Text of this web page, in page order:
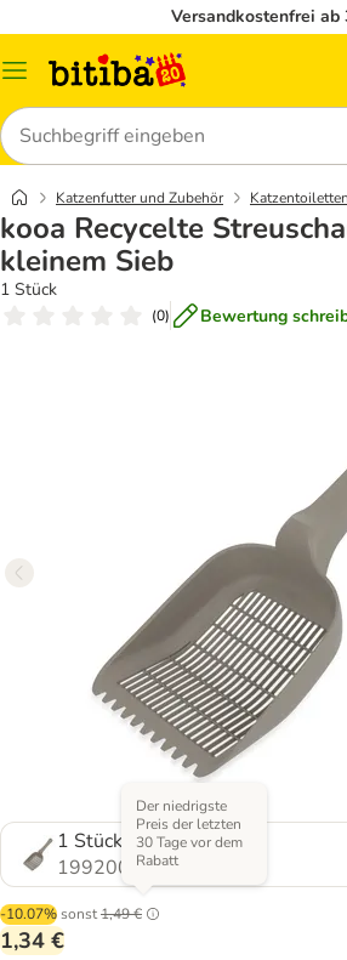
Versandkostenfrei ab
Menü
Suchen
Katzenfutter und Zubehör Katzentoiletten
kooa Recycelte
kleinem Sieb
1 Stück
(0) Bewertung
1 Stück
1992001.0
-10.07%sonst1,49 €
Der niedrigste
Preis der letzten
30 Tage vor dem
Rabatt
1,34 €